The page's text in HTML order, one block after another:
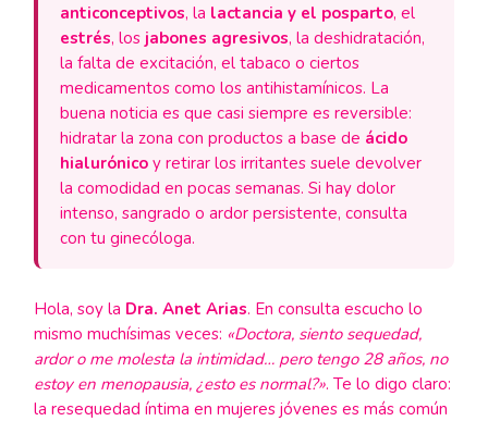
anticonceptivos, la lactancia y el posparto, el
estrés, los jabones agresivos, la deshidratación,
la falta de excitación, el tabaco o ciertos
medicamentos como los antihistamínicos. La
buena noticia es que casi siempre es reversible:
hidratar la zona con productos a base de ácido
hialurónico y retirar los irritantes suele devolver
la comodidad en pocas semanas. Si hay dolor
intenso, sangrado o ardor persistente, consulta
con tu ginecóloga.
Hola, soy la Dra. Anet Arias. En consulta escucho lo
mismo muchísimas veces: «Doctora, siento sequedad,
ardor o me molesta la intimidad… pero tengo 28 años, no
estoy en menopausia, ¿esto es normal?». Te lo digo claro:
la resequedad íntima en mujeres jóvenes es más común